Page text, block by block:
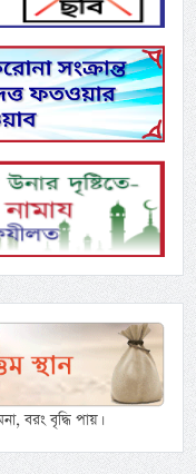
বরং বৃদ্ধি পায়।